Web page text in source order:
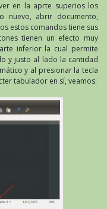
en la aprte superios los
nuevo, abrir documento,
estos comandos tiene sus
tienen un efecto muy
inferior la cual permite
y justo al lado la cantidad
y al presionar la tecla
tabulador en sí, veamos: